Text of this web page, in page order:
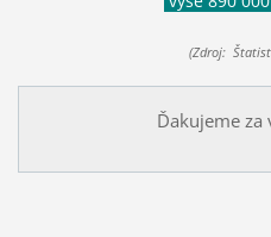
(Zdroj:
Ďakujeme za